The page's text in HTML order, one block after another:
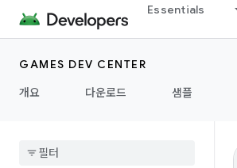
Essentials
GAMES DEV CENTER
개요
다운로드 샘플